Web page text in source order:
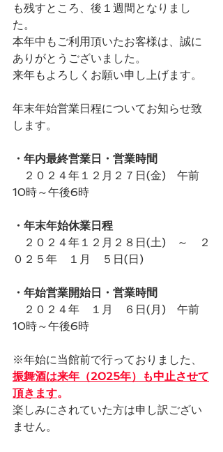
も残すところ、後１週間となりまし
た。
本年中もご利用頂いたお客様は、誠に
ありがとうございました。
来年もよろしくお願い申し上げます。
年末年始営業日程についてお知らせ致
します。
・年内最終営業日・営業時間
２０２４年１２月２７日(金)　午前
10時～午後6時
・年末年始休業日程
２０２４年１２月２８日(土)　～　２
０２５年　１月　５日(日)
・年始営業開始日・営業時間
２０２４年　１月　６日(月)　午前
10時～午後6時
※年始に当館前で行っておりました、
振舞酒は来年（2025年）も中止させて
頂きます。
楽しみにされていた方は申し訳ござい
ません。